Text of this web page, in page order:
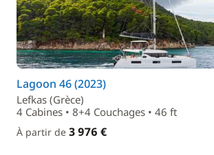
Lagoon 46 (2023)
Lefkas (Grèce)
4 Cabines • 8+4 Couchages • 46 ft
À partir de 3 976 €